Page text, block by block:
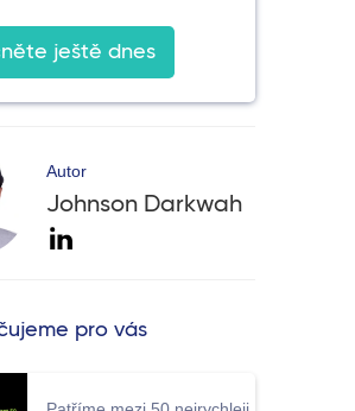
ještě dnes
Autor
Johnson Darkwah
pro vás